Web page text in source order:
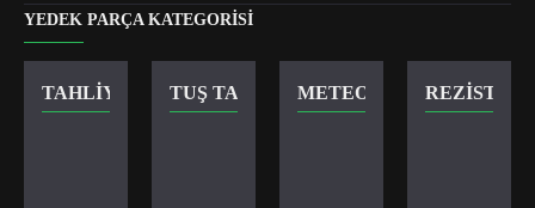
YEDEK PARÇA KATEGORISI
TAHLIYE VANASITUŞ TAKIMI METEOR KILITREZISTANS